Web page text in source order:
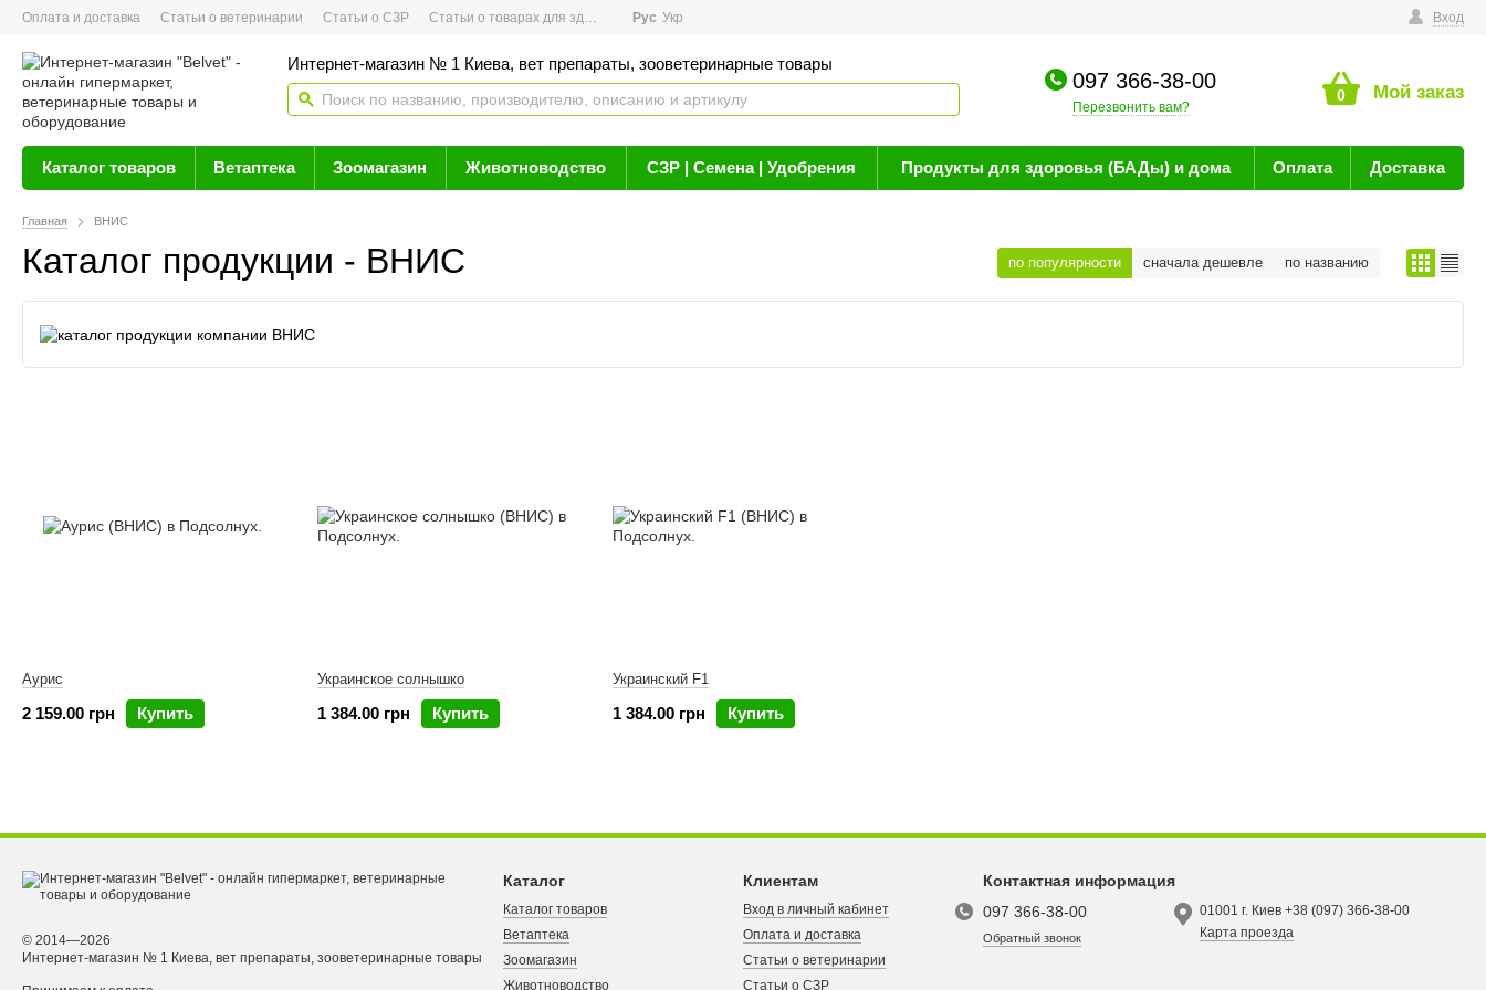
Оплата и доставка Статьи о ветеринарии Статьи о СЗР Статьи о товарах для здоровья Новости Вход
Рус Укр
Интернет-магазин № 1 Киева, вет препараты, зооветеринарные товары
097 366-38-00
Перезвонить вам?
0 Мой заказ
Каталог товаров Ветаптека Зоомагазин Животноводство СЗР | Семена | Удобрения Продукты для здоровья (БАДы) и дома Оплата Доставка
Главная ВНИС
Каталог продукции - ВНИС по популярности сначала дешевле по названию
Аурис
2 159.00 грн Купить
Украинское солнышко
1 384.00 грн Купить
Украинский F1
1 384.00 грн Купить
© 2014—2026
Интернет-магазин № 1 Киева, вет препараты, зооветеринарные товары
Каталог
Каталог товаров
Ветаптека
Зоомагазин
Животноводство
Клиентам
Вход в личный кабинет
Оплата и доставка
Статьи о ветеринарии
Статьи о СЗР
Контактная информация
097 366-38-00
Обратный звонок
01001 г. Киев +38 (097) 366-38-00
Карта проезда